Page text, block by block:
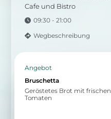
Cafe und Bistro
09:30 - 21:00
Wegbeschreibung
Angebot
Bruschetta
Geröstetes Brot mit frischen
Tomaten